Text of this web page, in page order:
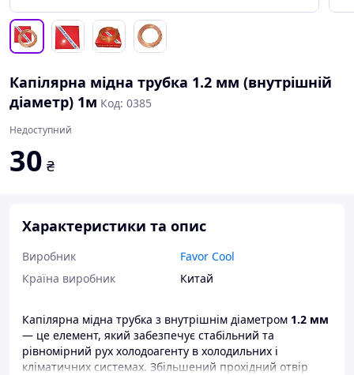
Капілярна мідна трубка 1.2 мм (внутрішній
діаметр) 1м Код: 0385
Недоступний
30 ₴
Характеристики та опис
Виробник
Favor Cool
Країна виробник
Китай
Капілярна мідна трубка з внутрішнім діаметром 1.2 мм
— це елемент, який забезпечує стабільний та
рівномірний рух холодоагенту в холодильних і
кліматичних системах. Збільшений прохідний отвір